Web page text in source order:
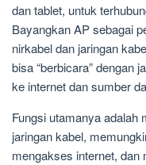
dan tablet, untuk
Bayangkan AP sebagai
nirkabel dan jaringan
bisa “berbicara” dengan
ke internet dan sumber
Fungsi utamanya adalah
jaringan kabel,
mengakses internet, dan